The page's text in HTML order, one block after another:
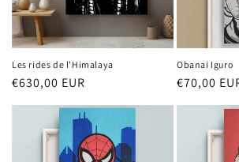
Les rides de l'Himalaya
Prix
€630,00 EUR
Obanai Iguro
Prix
€70,00